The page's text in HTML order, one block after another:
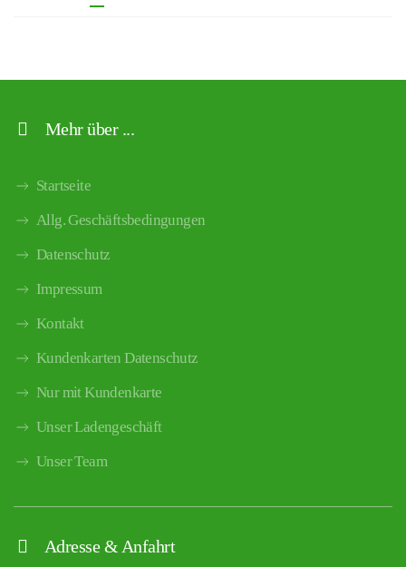
Mehr über ...
Startseite
Allg. Geschäftsbedingungen
Datenschutz
Impressum
Kontakt
Kundenkarten Datenschutz
Nur mit Kundenkarte
Unser Ladengeschäft
Unser Team
Adresse & Anfahrt